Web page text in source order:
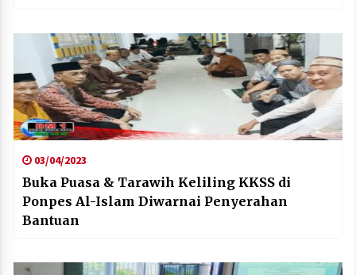
03/04/2023
Buka Puasa & Tarawih Keliling KKSS di
Ponpes Al-Islam Diwarnai Penyerahan
Bantuan